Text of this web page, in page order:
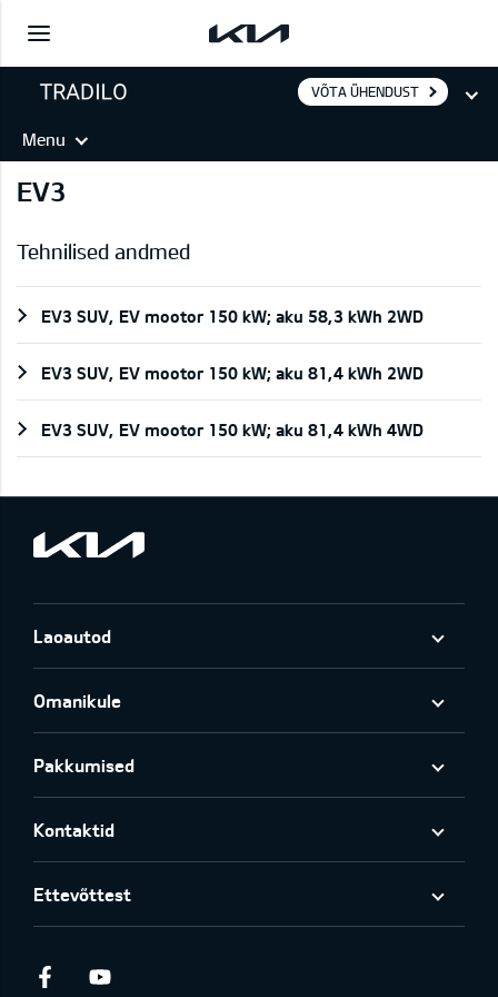
VÕTA ÜHENDUST
Menu
EV3
Tehnilised andmed
EV3 SUV, EV mootor 150 kW; aku 58,3 kWh 2WD
EV3 SUV, EV mootor 150 kW; aku 81,4 kWh 2WD
EV3 SUV, EV mootor 150 kW; aku 81,4 kWh 4WD
Laoautod
Omanikule
Pakkumised
Kontaktid
Ettevõttest
Facebook